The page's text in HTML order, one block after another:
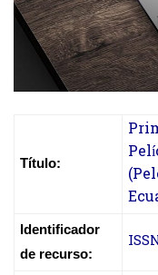
Título:
Identificador
de recurso: